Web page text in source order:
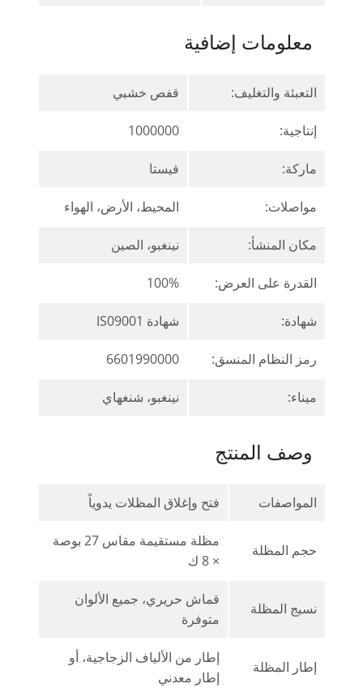
معلومات إضافية
التعبئة والتغليف: قفص خشبي
إنتاجية: 1000000
ماركة: فيستا
مواصلات: المحيط، الأرض، الهواء
مكان المنشأ: نينغبو، الصين
القدرة على العرض: 100%
شهادة: شهادة IS09001
رمز النظام المنسق: 6601990000
ميناء: نينغبو، شنغهاي
وصف المنتج
المواصفات فتح وإغلاق المظلات يدوياً
حجم المظلة
مظلة مستقيمة مقاس 27 بوصة
× 8 ك
نسيج المظلة
قماش حريري، جميع الألوان
متوفرة
إطار المظلة
إطار من الألياف الزجاجية، أو
إطار معدني